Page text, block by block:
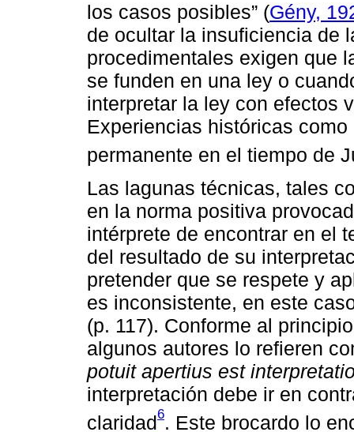
los casos posibles” (Gény,
de ocultar la insuficiencia de
procedimentales exigen que
se funden en una ley o
interpretar la ley con efectos
Experiencias históricas
permanente en el tiempo de
Las lagunas técnicas, tales
en la norma positiva
intérprete de encontrar en el
del resultado de su
pretender que se respete y
es inconsistente, en este
(p. 117). Conforme al
algunos autores lo refieren
potuit apertius est
interpretación debe ir en
claridad6. Este brocardo lo